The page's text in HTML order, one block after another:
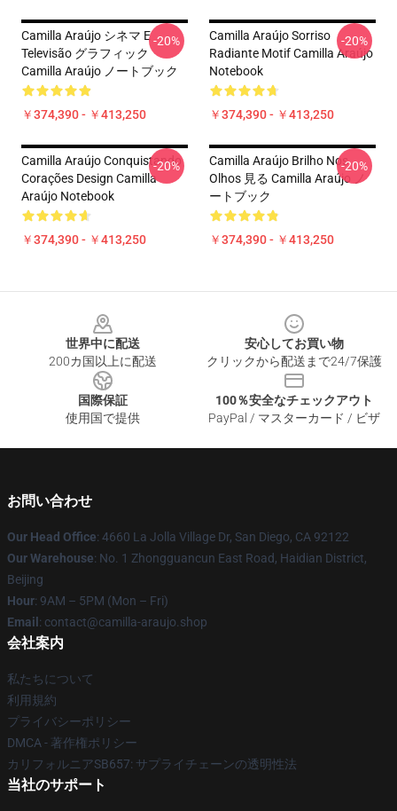
Camilla Araújo シネマ E
Televisão グラフィック
Camilla Araújo ノートブック
￥374,390 - ￥413,250
-20%
Camilla Araújo Sorriso
Radiante Motif Camilla Araújo
Notebook
￥374,390 - ￥413,250
-20%
Camilla Araújo Conquistando
Corações Design Camilla
Araújo Notebook
￥374,390 - ￥413,250
-20%
Camilla Araújo Brilho Nos
Olhos 見る Camilla Araújo ノ
ートブック
￥374,390 - ￥413,250
-20%
世界中に配送
200カ国以上に配送
安心してお買い物
クリックから配送まで24/7保護
国際保証
使用国で提供
100％安全なチェックアウト
PayPal / マスターカード / ビザ
お問い合わせ
Our Head Office: 4660 La Jolla Village Dr, San Diego, CA 92122
Our Warehouse: No. 1 Zhongguancun East Road, Haidian District,
Beijing
Hour: 9AM – 5PM (Mon – Fri)
Email : contact@camilla-araujo.shop
会社案内
私たちについて
利用規約
プライバシーポリシー
DMCA - 著作権ポリシー
カリフォルニアSB657: サプライチェーンの透明性法
当社のサポート